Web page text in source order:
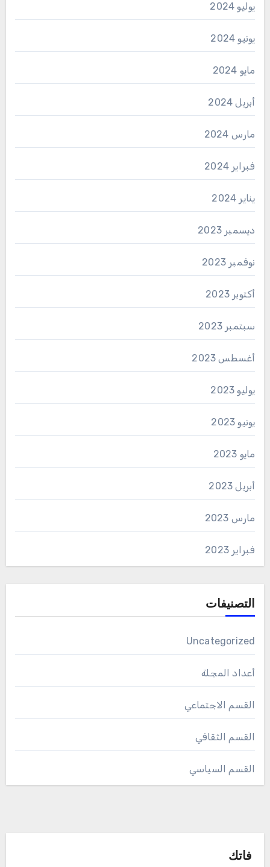
يوليو 2024
يونيو 2024
مايو 2024
أبريل 2024
مارس 2024
فبراير 2024
يناير 2024
ديسمبر 2023
نوفمبر 2023
أكتوبر 2023
سبتمبر 2023
أغسطس 2023
يوليو 2023
يونيو 2023
مايو 2023
أبريل 2023
مارس 2023
فبراير 2023
التصنيفات
Uncategorized
أعداد المجلة
القسم الاجتماعي
القسم الثقافي
القسم السياسي
فاتك